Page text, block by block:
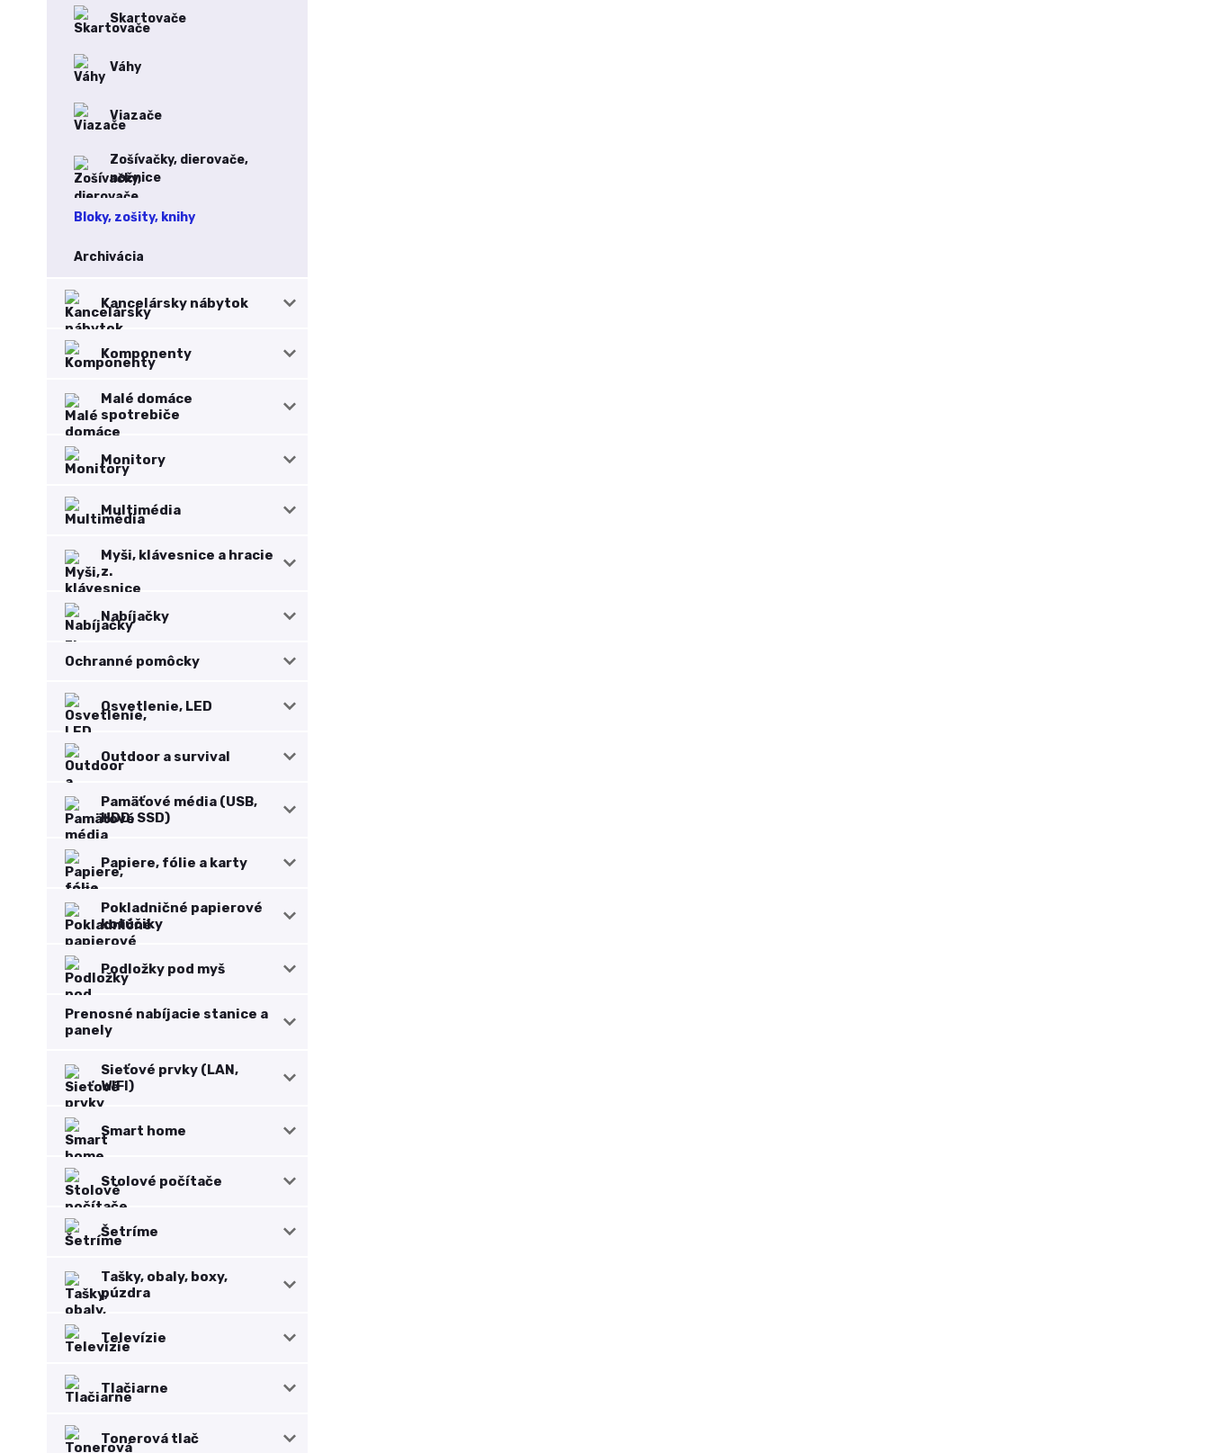
Skartovače
Váhy
Viazače
Zošívačky, dierovače,
nožnice
Bloky, zošity, knihy
Archivácia
Kancelársky nábytok
Komponenty
Malé domáce
spotrebiče
Monitory
Multimédia
Myši, klávesnice a hracie
z.
Nabíjačky
Ochranné pomôcky
Osvetlenie, LED
Outdoor a survival
Pamäťové média (USB,
HDD, SSD)
Papiere, fólie a karty
Pokladničné papierové
kotúčiky
Podložky pod myš
Prenosné nabíjacie stanice a
panely
Sieťové prvky (LAN,
WIFI)
Smart home
Stolové počítače
Šetríme
Tašky, obaly, boxy,
púzdra
Televízie
Tlačiarne
Tonerová tlač